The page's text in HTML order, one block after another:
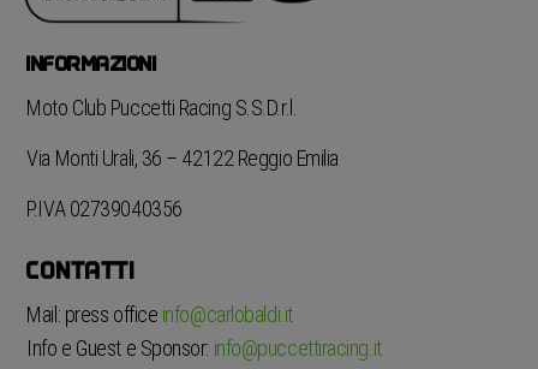
INFORMAZIONI
Moto Club Puccetti Racing S.S.D.r.l.
Via Monti Urali, 36 – 42122 Reggio Emilia
P.IVA 02739040356
CONTATTI
Mail: press office info@carlobaldi.it
Info e Guest e Sponsor: info@puccettiracing.it